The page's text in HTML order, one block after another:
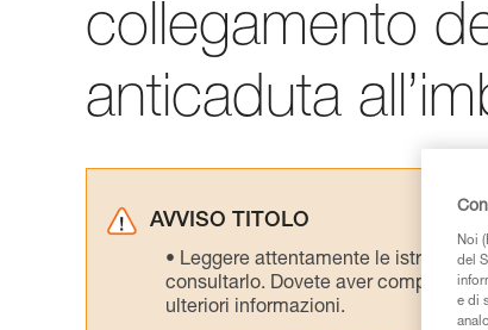
collegamento
anticaduta
AVVISO TITOLO
Leggere attentamente le istruzioni
consultarlo. Dovete aver compreso
ulteriori informazioni.
Noi
del
e di